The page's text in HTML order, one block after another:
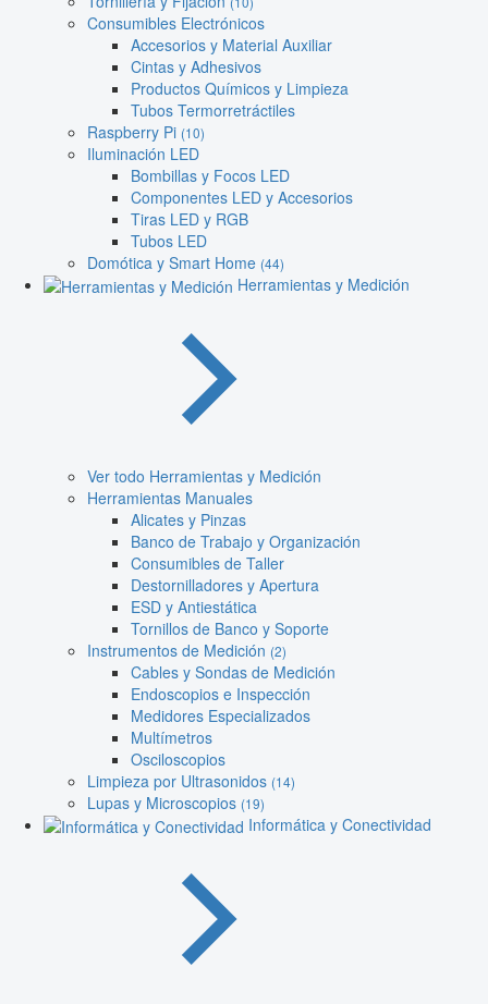
Consumibles Electrónicos
Accesorios y Material Auxiliar
Cintas y Adhesivos
Productos Químicos y Limpieza
Tubos Termorretráctiles
Raspberry Pi (10)
Iluminación LED
Bombillas y Focos LED
Componentes LED y Accesorios
Tiras LED y RGB
Tubos LED
Domótica y Smart Home (44)
Herramientas y Medición
Ver todo Herramientas y Medición
Herramientas Manuales
Alicates y Pinzas
Banco de Trabajo y Organización
Consumibles de Taller
Destornilladores y Apertura
ESD y Antiestática
Tornillos de Banco y Soporte
Instrumentos de Medición (2)
Cables y Sondas de Medición
Endoscopios e Inspección
Medidores Especializados
Multímetros
Osciloscopios
Limpieza por Ultrasonidos (14)
Lupas y Microscopios (19)
Informática y Conectividad